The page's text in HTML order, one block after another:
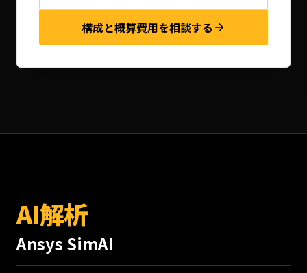
構成と概算費用を相談する
AI解析
Ansys SimAI